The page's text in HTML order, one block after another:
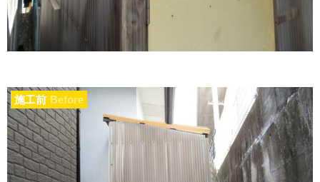
施工前 Before